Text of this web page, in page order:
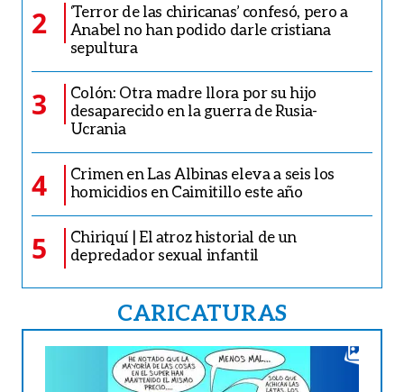
2
‘Terror de las chiricanas’ confesó, pero a
Anabel no han podido darle cristiana
sepultura
3
Colón: Otra madre llora por su hijo
desaparecido en la guerra de Rusia-
Ucrania
4
Crimen en Las Albinas eleva a seis los
homicidios en Caimitillo este año
5
Chiriquí | El atroz historial de un
depredador sexual infantil
CARICATURAS